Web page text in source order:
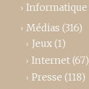
Informatique
Médias (316)
Jeux (1)
Internet (67)
Presse (118)